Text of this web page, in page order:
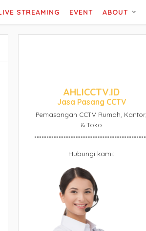
STREAMING EVENT ABOUT
AHLICCTV.ID
Jasa Pasang CCTV
Pemasangan CCTV Rumah, Kantor,
& Toko
Hubungi kami: